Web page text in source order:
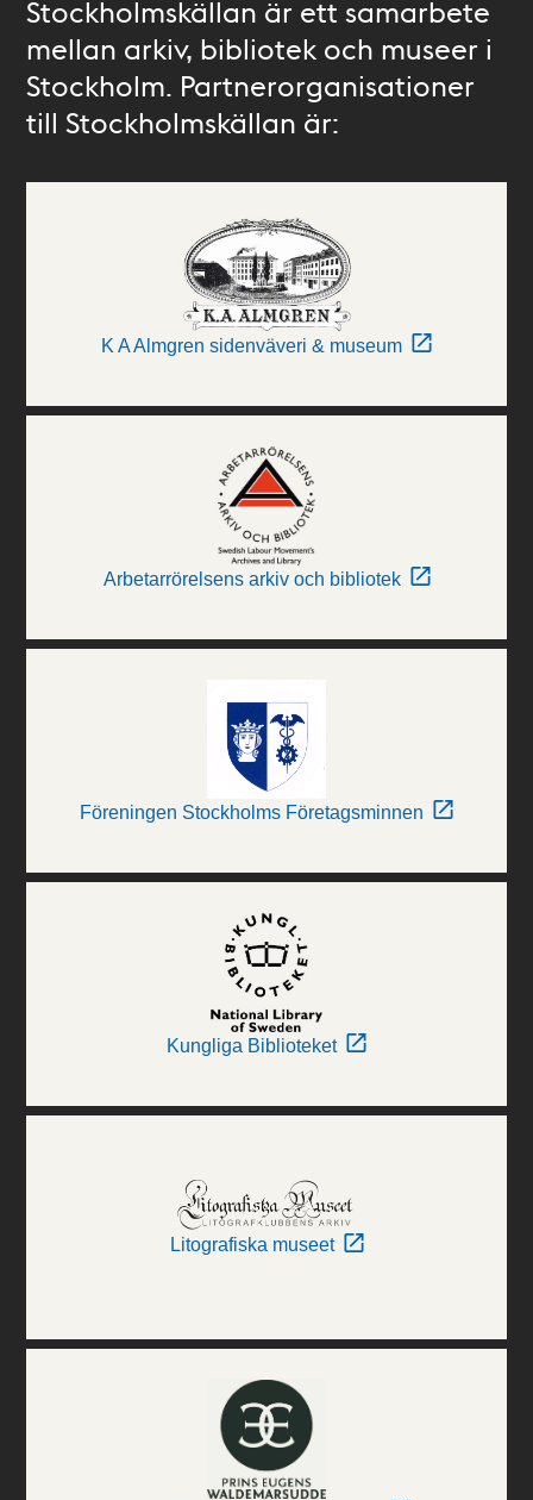
Stockholmskällan är ett samarbete
mellan arkiv, bibliotek och museer i
Stockholm. Partnerorganisationer
till Stockholmskällan är:
K A Almgren sidenväveri & museum
Arbetarrörelsens arkiv och bibliotek
Föreningen Stockholms Företagsminnen
Kungliga Biblioteket
Litografiska museet